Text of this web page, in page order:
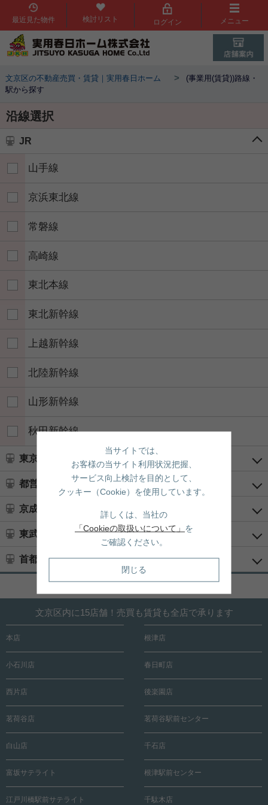
最近見た物件 検討リスト ログイン メニュー
文京区の不動産売買・賃貸｜実用春日ホーム >
(事業用(賃貸))路線・
駅から探す
沿線選択
JR
山手線
京浜東北線
常磐線
高崎線
東北本線
東北新幹線
上越新幹線
北陸新幹線
山形新幹線
秋田新幹線
東京メトロ
都営地下鉄
京成電鉄
東武鉄道
首都圏新都市鉄道
ページトップへ戻る
文京区内に15店舗！売買も賃貸も全店で承ります
本店 根津店
小石川店 春日町店
西片店 後楽園店
茗荷谷店 茗荷谷駅前センター
白山店 千石店
富坂サテライト 根津駅前センター
江戸川橋駅前サテライト 千駄木店
当サイトでは、
お客様の当サイト利用状況把握、
サービス向上検討を目的として、
クッキー（Cookie）を使用しています。
詳しくは、当社の
「Cookieの取扱いについて」 を
ご確認ください。
閉じる